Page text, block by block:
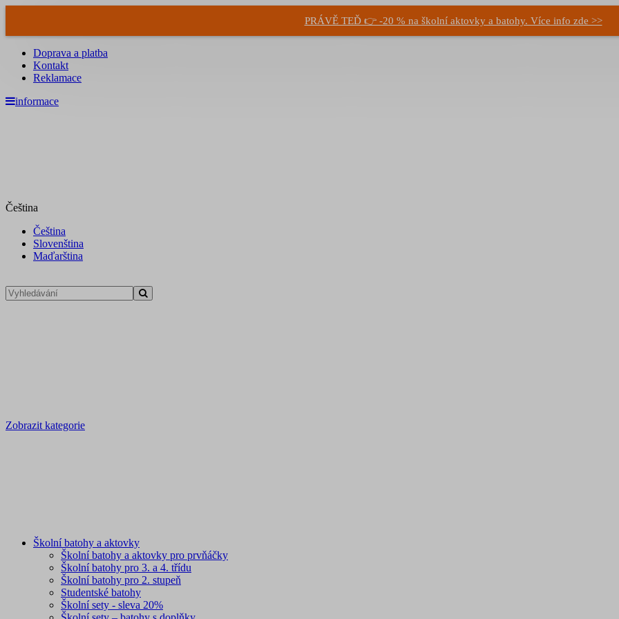
PRÁVĚ TEĎ 👉 -20 % na školní aktovky a batohy. Více info zde >>
Doprava a platba
Kontakt
Reklamace
informace
Čeština
Čeština
Slovenština
Maďarština
Zobrazit kategorie
Školní batohy a aktovky
Školní batohy a aktovky pro prvňáčky
Školní batohy pro 3. a 4. třídu
Školní batohy pro 2. stupeň
Studentské batohy
Školní sety - sleva 20%